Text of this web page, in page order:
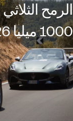
الرمح
1000 ميليا 2026